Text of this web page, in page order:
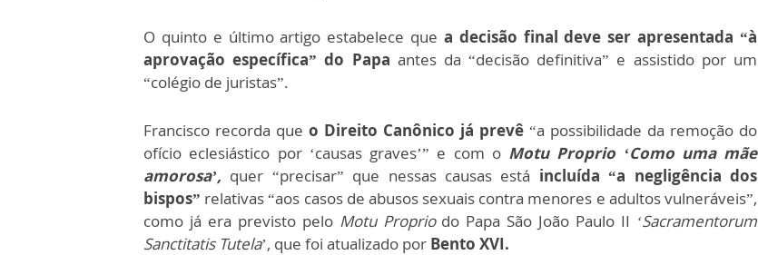
O quinto e último artigo estabelece que a decisão final deve ser apresentada “à
aprovação específica” do Papa antes da “decisão definitiva” e assistido por um
“colégio de juristas”.
Francisco recorda que o Direito Canônico já prevê “a possibilidade da remoção do
ofício eclesiástico por ‘causas graves’” e com o Motu Proprio ‘Como uma mãe
amorosa’, quer “precisar” que nessas causas está incluída “a negligência dos
bispos” relativas “aos casos de abusos sexuais contra menores e adultos vulneráveis”,
como já era previsto pelo Motu Propriodo Papa São João Paulo II ‘Sacramentorum
Sanctitatis Tutela’, que foi atualizado por Bento XVI.